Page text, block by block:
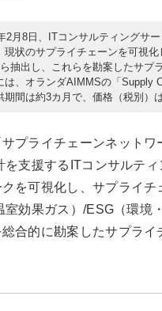
2月8日、ITコンサルティングサ
現状のサプライチェーンを可視
抽出し、これらを勘案したサプ
は、オランダAIMMSの「Supply
期間は約3カ月で、価格（税別）
プライチェーンネットワ
を支援するITコンサルテ
を可視化し、サプライ
室効果ガス）/ESG（環境
総合的に勘案したサプラ